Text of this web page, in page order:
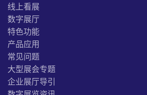
线上看展
数字展厅
特色功能
产品应用
常见问题
大型展会专题
企业展厅导引